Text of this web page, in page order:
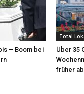
– Boom bei
Total
Über 35
früher